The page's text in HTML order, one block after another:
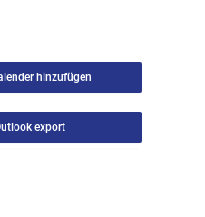
hinzufügen
export